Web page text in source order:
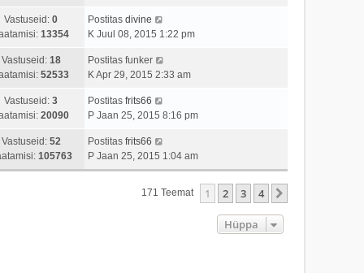
Vastuseid: 0
13354
Postitas divine
K Juul 08, 2015 1:22 pm
Vastuseid: 18
52533
Postitas funker
K Apr 29, 2015 2:33 am
Vastuseid: 3
20090
Postitas frits66
P Jaan 25, 2015 8:16 pm
Vastuseid: 52
105763
Postitas frits66
P Jaan 25, 2015 1:04 am
171 Teemat 1 2 3 4
Hüppa